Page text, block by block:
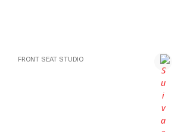
FRONT SEAT STUDIO